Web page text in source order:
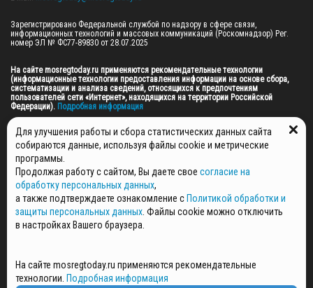
Зарегистрировано Федеральной службой по надзору в сфере связи,
информационных технологий и массовых коммуникаций (Роскомнадзор) Рег.
номер ЭЛ № ФС77-89830 от 28.07.2025
На сайте mosregtoday.ru применяются рекомендательные технологии
(информационные технологии предоставления информации на основе сбора,
систематизации и анализа сведений, относящихся к предпочтениям
пользователей сети «Интернет», находящихся на территории Российской
Федерации). Подробная информация
© 2026 ПРАВА НА ВСЕ МАТЕРИАЛЫ САЙТА ПРИНАДЛЕЖАТ ГАУ МО "ЦИФРОВЫЕ
МЕДИА" (ОГРН: 1255000059467).
ПОЛИТИКА ОБРАБОТКИ И ЗАЩИТЫ ПЕРСОНАЛЬНЫХ ДАННЫХ
НОВОСТИ
ГАЗЕТЫ
РЕКЛАМОДАТЕЛЯМ
СПЕЦПРОЕКТЫ
СТАТЬИ
Для улучшения работы и сбора статистических данных сайта
собираются данные, используя файлы cookie и метрические
программы.
Продолжая работу с сайтом, Вы даете свое согласие на
обработку персональных данных,
а также подтверждаете ознакомление с Политикой обработки и
защиты персональных данных . Файлы cookie можно отключить
в настройках Вашего браузера.
На сайте mosregtoday.ru применяются рекомендательные
технологии. Подробная информация